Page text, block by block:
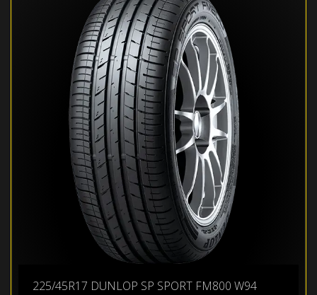
225/45R17 DUNLOP SP SPORT FM800 W94